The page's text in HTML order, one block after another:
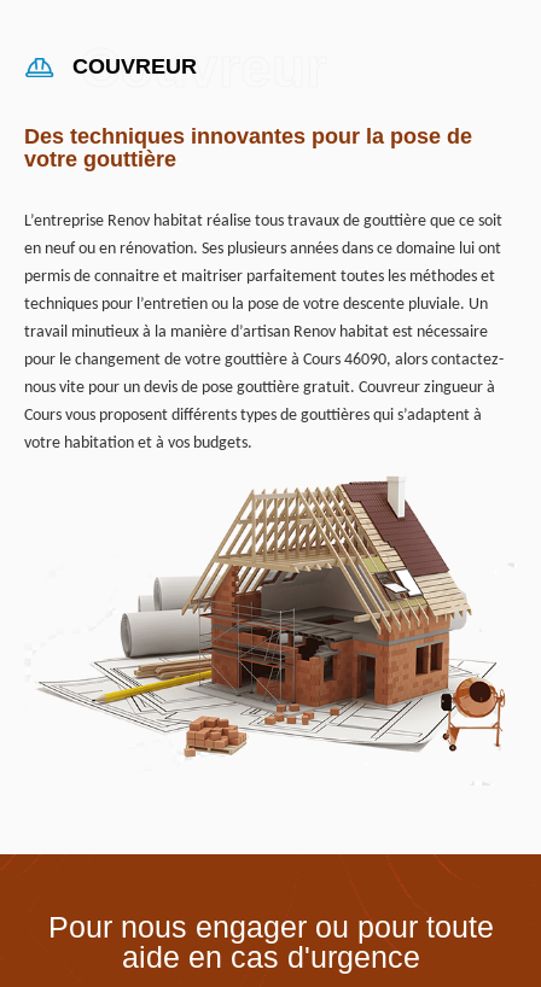
COUVREUR
Des techniques innovantes pour la pose de
votre gouttière
L’entreprise Renov habitat réalise tous travaux de gouttière que ce soit
en neuf ou en rénovation. Ses plusieurs années dans ce domaine lui ont
permis de connaitre et maitriser parfaitement toutes les méthodes et
techniques pour l’entretien ou la pose de votre descente pluviale. Un
travail minutieux à la manière d’artisan Renov habitat est nécessaire
pour le changement de votre gouttière à Cours 46090, alors contactez-
nous vite pour un devis de pose gouttière gratuit. Couvreur zingueur à
Cours vous proposent différents types de gouttières qui s’adaptent à
votre habitation et à vos budgets.
Pour nous engager ou pour toute
aide en cas d'urgence